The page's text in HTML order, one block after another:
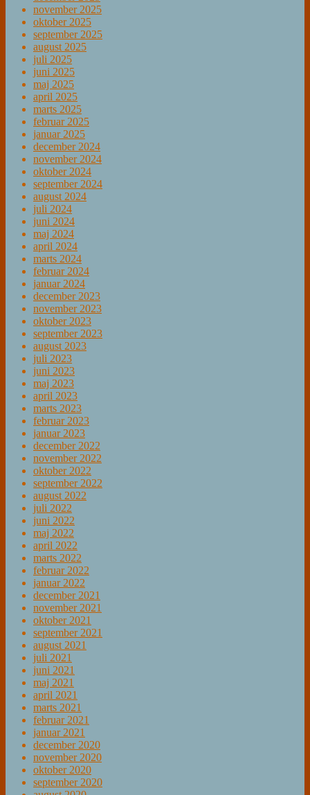
november 2025
oktober 2025
september 2025
august 2025
juli 2025
juni 2025
maj 2025
april 2025
marts 2025
februar 2025
januar 2025
december 2024
november 2024
oktober 2024
september 2024
august 2024
juli 2024
juni 2024
maj 2024
april 2024
marts 2024
februar 2024
januar 2024
december 2023
november 2023
oktober 2023
september 2023
august 2023
juli 2023
juni 2023
maj 2023
april 2023
marts 2023
februar 2023
januar 2023
december 2022
november 2022
oktober 2022
september 2022
august 2022
juli 2022
juni 2022
maj 2022
april 2022
marts 2022
februar 2022
januar 2022
december 2021
november 2021
oktober 2021
september 2021
august 2021
juli 2021
juni 2021
maj 2021
april 2021
marts 2021
februar 2021
januar 2021
december 2020
november 2020
oktober 2020
september 2020